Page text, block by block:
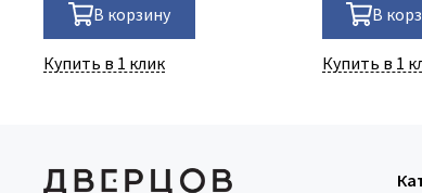
В корзину
Купить в 1 клик
В
Купить в 1